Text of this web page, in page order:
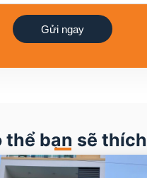
Gửi ngay
thể bạn sẽ thích